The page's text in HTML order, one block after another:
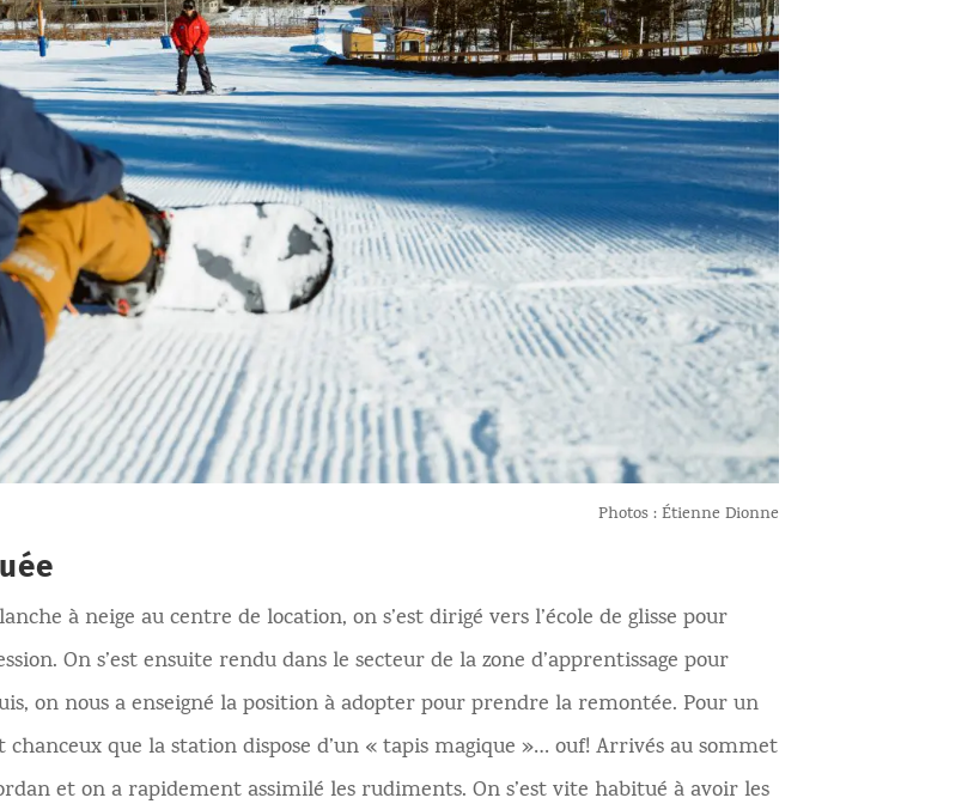
Photos : Étienne Dionne
à neige au centre de location, on s’est dirigé vers l’école de glisse pour
On s’est ensuite rendu dans le secteur de la zone d’apprentissage pour
on nous a enseigné la position à adopter pour prendre la remontée. Pour un
que la station dispose d’un « tapis magique »… ouf! Arrivés au sommet
et on a rapidement assimilé les rudiments. On s’est vite habitué à avoir les